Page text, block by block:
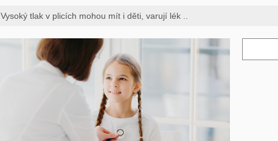
Vysoký tlak v plicích mohou mít i děti, varují lék ..